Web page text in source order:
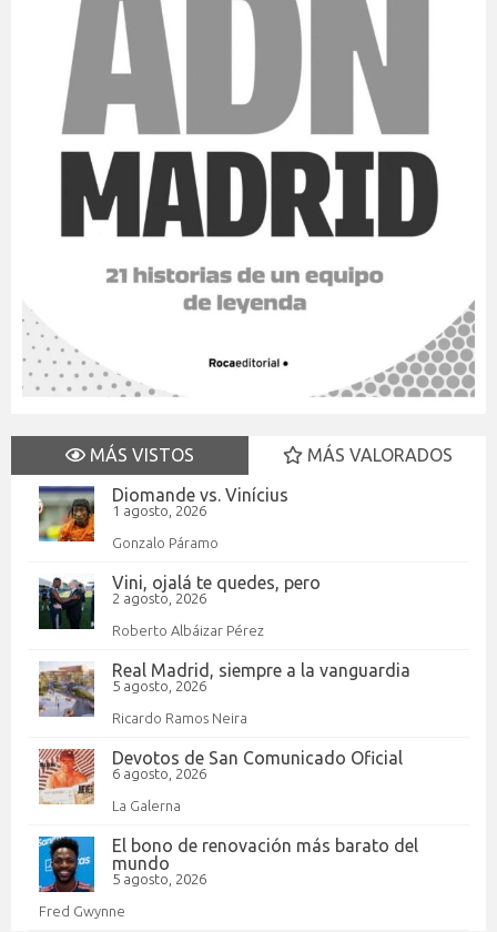
MÁS VISTOS
MÁS VALORADOS
Diomande vs. Vinícius
1 agosto, 2026
Gonzalo Páramo
Vini, ojalá te quedes, pero
2 agosto, 2026
Roberto Albáizar Pérez
Real Madrid, siempre a la vanguardia
5 agosto, 2026
Ricardo Ramos Neira
Devotos de San Comunicado Oficial
6 agosto, 2026
La Galerna
El bono de renovación más barato del
mundo
5 agosto, 2026
Fred Gwynne